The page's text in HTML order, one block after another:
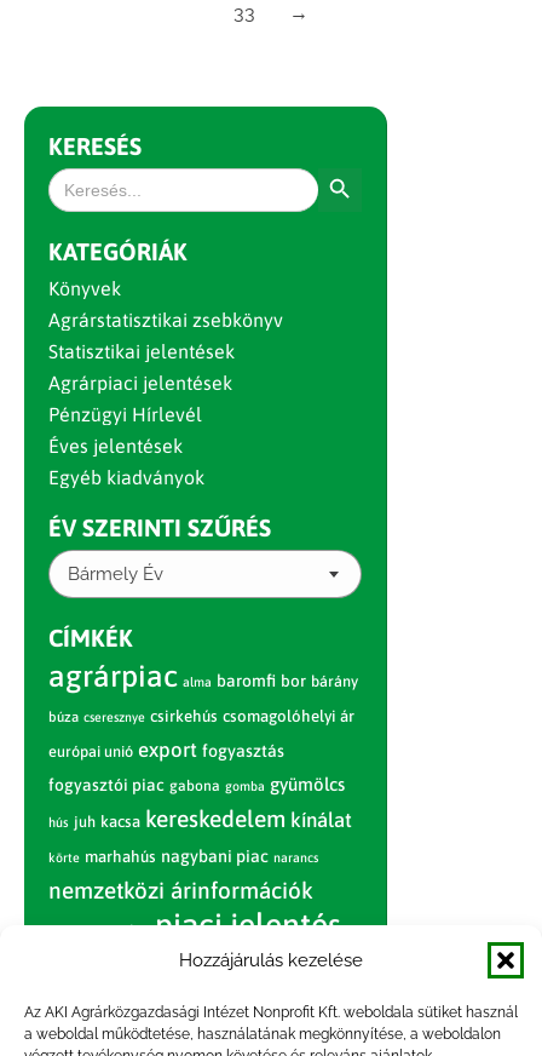
Hozzájárulás kezelése
Az AKI Agrárközgazdasági Intézet Nonprofit Kft. weboldala sütiket használ
a weboldal működtetése, használatának megkönnyítése, a weboldalon
33
→
KERESÉS
Search
for:
KATEGÓRIÁK
Könyvek
Agrárstatisztikai zsebkönyv
Statisztikai jelentések
Agrárpiaci jelentések
Pénzügyi Hírlevél
Éves jelentések
Egyéb kiadványok
ÉV SZERINTI SZŰRÉS
Bármely Év
CÍMKÉK
agrárpiac alma baromfi bor bárány
búza cseresznye csirkehús csomagolóhelyi ár
európai unió export fogyasztás
fogyasztói piac gabona gomba gyümölcs
hús juh kacsa kereskedelem kínálat
körte marhahús nagybani piac narancs
nemzetközi árinformációk
piac piaci jelentés
sertés sertéshús
szarvasmarha termelés termelői
ár tojás világpiac vágóbárány